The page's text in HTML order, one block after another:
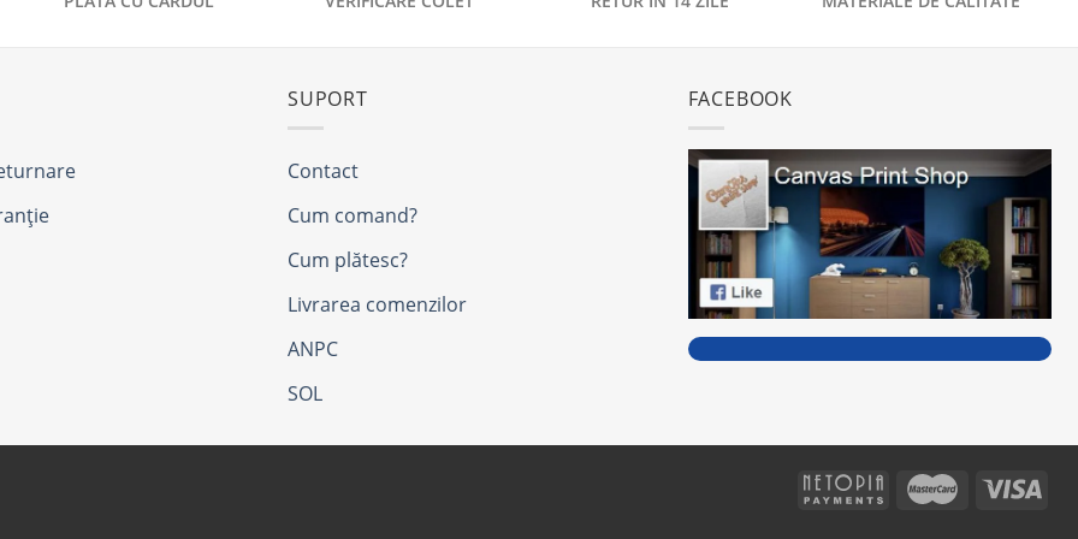
SUPORT
Contact
Cum comand?
Cum plătesc?
Livrarea comenzilor
ANPC
SOL
FACEBOOK